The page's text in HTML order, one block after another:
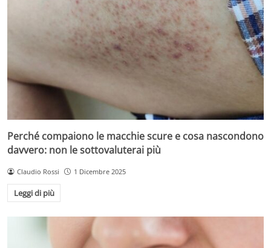
Perché compaiono le macchie scure e cosa nascondono
davvero: non le sottovaluterai più
Claudio Rossi 1 Dicembre 2025
Leggi di più